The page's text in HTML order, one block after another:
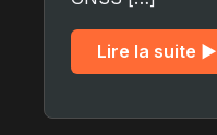
Lire la suite ▶︎